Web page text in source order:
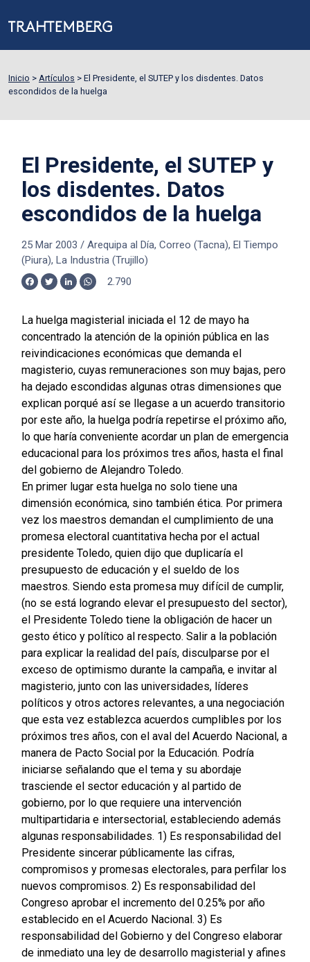
Inicio > Artículos > El Presidente, el SUTEP y los disdentes. Datos
escondidos de la huelga
El Presidente, el SUTEP y
los disdentes. Datos
escondidos de la huelga
25 Mar 2003 / Arequipa al Día, Correo (Tacna), El Tiempo
(Piura), La Industria (Trujillo)
Facebook
TwitterLinkedInWhatsApp
2.790
La huelga magisterial iniciada el 12 de mayo ha
concentrado la atención de la opinión pública en las
reivindicaciones económicas que demanda el
magisterio, cuyas remuneraciones son muy bajas, pero
ha dejado escondidas algunas otras dimensiones que
explican porqué así se llegase a un acuerdo transitorio
por este año, la huelga podría repetirse el próximo año,
lo que haría conveniente acordar un plan de emergencia
educacional para los próximos tres años, hasta el final
del gobierno de Alejandro Toledo.
En primer lugar esta huelga no solo tiene una
dimensión económica, sino también ética. Por primera
vez los maestros demandan el cumplimiento de una
promesa electoral cuantitativa hecha por el actual
presidente Toledo, quien dijo que duplicaría el
presupuesto de educación y el sueldo de los
maestros. Siendo esta promesa muy difícil de cumplir,
(no se está logrando elevar el presupuesto del sector),
el Presidente Toledo tiene la obligación de hacer un
gesto ético y político al respecto. Salir a la población
para explicar la realidad del país, disculparse por el
exceso de optimismo durante la campaña, e invitar al
magisterio, junto con las universidades, líderes
políticos y otros actores relevantes, a una negociación
que esta vez establezca acuerdos cumplibles por los
próximos tres años, con el aval del Acuerdo Nacional, a
manera de Pacto Social por la Educación. Podría
iniciarse señalando que el tema y su abordaje
trasciende el sector educación y al partido de
gobierno, por lo que requiere una intervención
multipartidaria e intersectorial, estableciendo además
algunas responsabilidades. 1) Es responsabilidad del
Presidente sincerar públicamente las cifras,
compromisos y promesas electorales, para perfilar los
nuevos compromisos. 2) Es responsabilidad del
Congreso aprobar el incremento del 0.25% por año
establecido en el Acuerdo Nacional. 3) Es
responsabilidad del Gobierno y del Congreso elaborar
de inmediato una ley de desarrollo magisterial y afines